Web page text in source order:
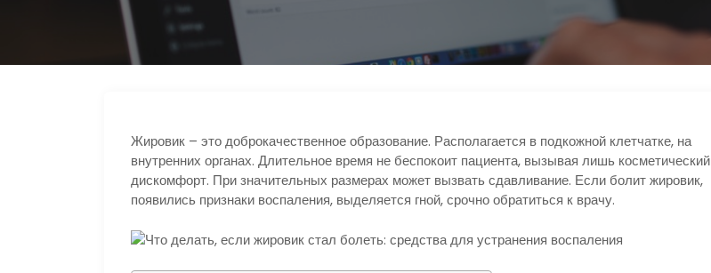
Жировик – это доброкачественное образование. Располагается в подкожной клетчатке, на
внутренних органах. Длительное время не беспокоит пациента, вызывая лишь косметический
дискомфорт. При значительных размерах может вызвать сдавливание. Если болит жировик,
появились признаки воспаления, выделяется гной, срочно обратиться к врачу.